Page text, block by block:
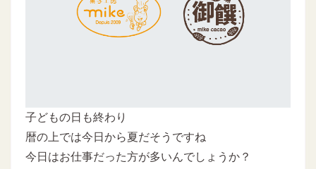
子どもの日も終わり
暦の上では今日から夏だそうですね
今日はお仕事だった方が多いんでしょうか？